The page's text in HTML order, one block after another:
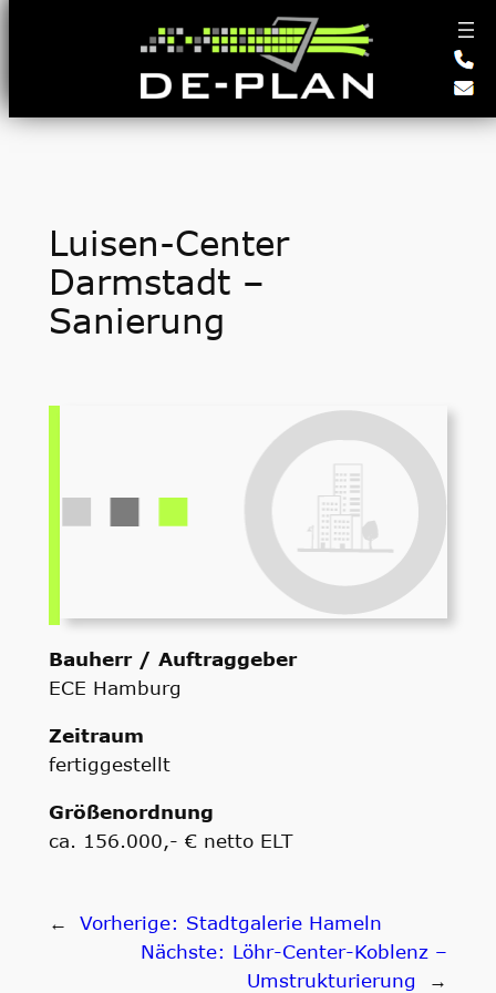
Luisen-Center
Darmstadt –
Sanierung
Bauherr / Auftraggeber
ECE Hamburg
Zeitraum
fertiggestellt
Größenordnung
ca. 156.000,- € netto ELT
← Vorherige: Stadtgalerie Hameln
Nächste: Löhr-Center-Koblenz –
Umstrukturierung
→